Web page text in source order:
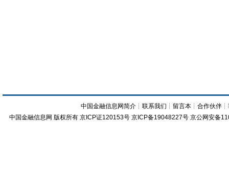
中国金融信息网简介 ┊联系我们 ┊ 留言本 ┊合作伙伴 ┊
中国金融信息网 版权所有 京ICP证120153号 京ICP备19048227号 京公网安备